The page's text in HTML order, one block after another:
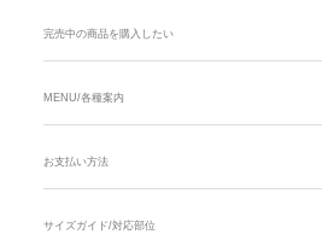
完売中の商品を購入したい
MENU/各種案内
お支払い方法
サイズガイド/対応部位